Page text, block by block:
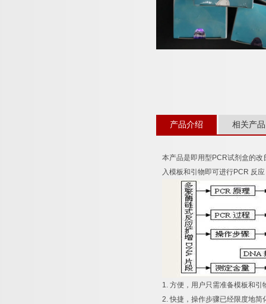
产品介绍 相关产品
本产品是即用型 PCR试剂盒的改
入模板和引物即可进行PCR 反
1. 方便，用户只需准备模板和引
2.快捷，操作步骤已经限度地简